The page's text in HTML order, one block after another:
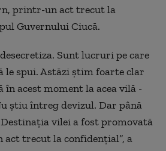
printr-un act trecut la
Guvernului Ciucă.
Sunt lucruri pe care
le spui. Astăzi ştim foarte clar
în acest moment la acea vilă -
ştiu întreg devizul. Dar până
vilei a fost promovată
trecut la confidenţial”, a